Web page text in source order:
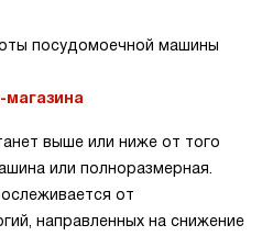
посудомоечной машины
выше или ниже от того
или полноразмерная.
от
направленных на снижение